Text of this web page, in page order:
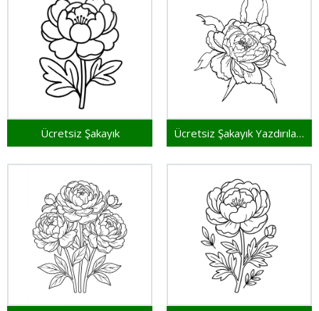
Ücretsiz Şakayık Ücretsiz Şakayık Yazdırılabilir